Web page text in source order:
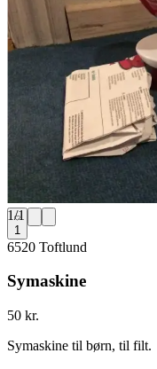
1/1
1
6520 Toftlund
Symaskine
50 kr.
Symaskine til børn, til filt.